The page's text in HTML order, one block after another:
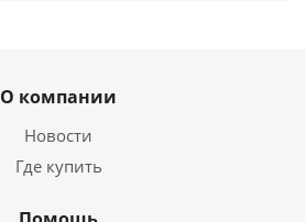
О компании
Новости
Где купить